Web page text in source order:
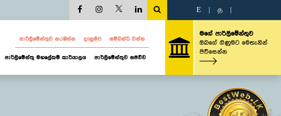
E த
පාර්ලි‌මේන්තුව නරඹන්න දැනුමට සම්බන්ධ වන්න
පාර්ලිමේන්තු මහලේකම් කාර්යාලය පාර්ලිමේන්තුව සජීවීව
මගේ පාර්ලිමේන්තුව
ඔබගේ ගිණුමට මෙතැනින්
පිවිසෙන්න